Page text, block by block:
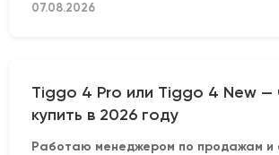
07.08.2026
Tiggo 4 Pro или Tiggo 4 New —
купить в 2026 году
Работаю менеджером по продажам и